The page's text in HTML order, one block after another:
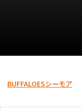
BUFFALOESシーモア